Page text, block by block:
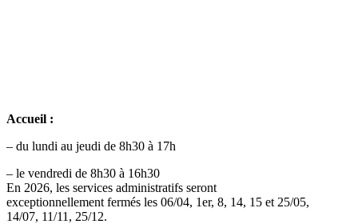
Accueil :
– du lundi au jeudi de 8h30 à 17h
– le vendredi de 8h30 à 16h30
En 2026, les services administratifs seront
exceptionnellement fermés les 06/04, 1er, 8, 14, 15 et 25/05,
14/07, 11/11, 25/12.